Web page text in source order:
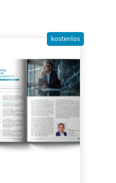
kostenlos